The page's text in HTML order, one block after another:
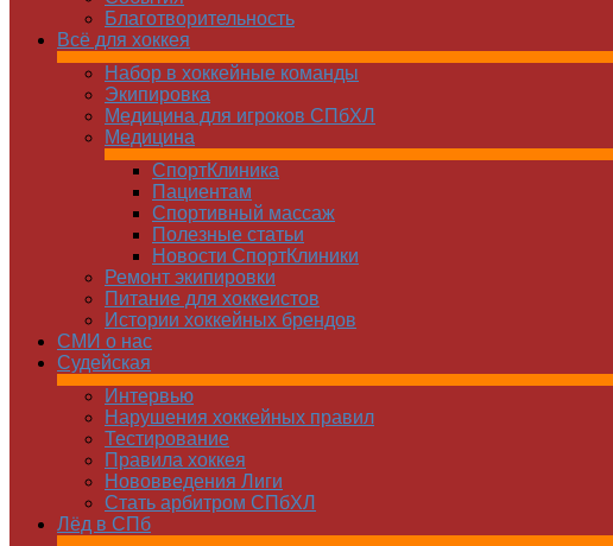
Благотворительность
Всё для хоккея
Набор в хоккейные команды
Экипировка
Медицина для игроков СПбХЛ
Медицина
СпортКлиника
Пациентам
Спортивный массаж
Полезные статьи
Новости СпортКлиники
Ремонт экипировки
Питание для хоккеистов
Истории хоккейных брендов
СМИ о нас
Судейская
Интервью
Нарушения хоккейных правил
Тестирование
Правила хоккея
Нововведения Лиги
Стать арбитром СПбХЛ
Лёд в СПб